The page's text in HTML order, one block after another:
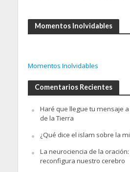
Momentos Inolvidables
Momentos Inolvidables
Comentarios Recientes
Haré que llegue tu mensaje
de la Tierra
¿Qué dice el islam sobre la
La neurociencia de la
reconfigura nuestro cerebro